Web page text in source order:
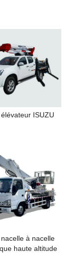
ISUZU
à nacelle
haute altitude